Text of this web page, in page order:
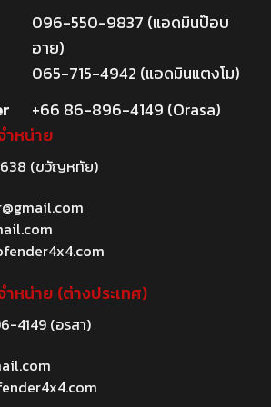
096-550-9837 (แอดมินป๊อบ
อาย)
065-715-4942 (แอดมินแตงโม)
+66 86-896-4149 (Orasa)
ำหน่าย
(ขวัญหทัย)
หน่าย (ต่างประเทศ)
4149(อรสา)